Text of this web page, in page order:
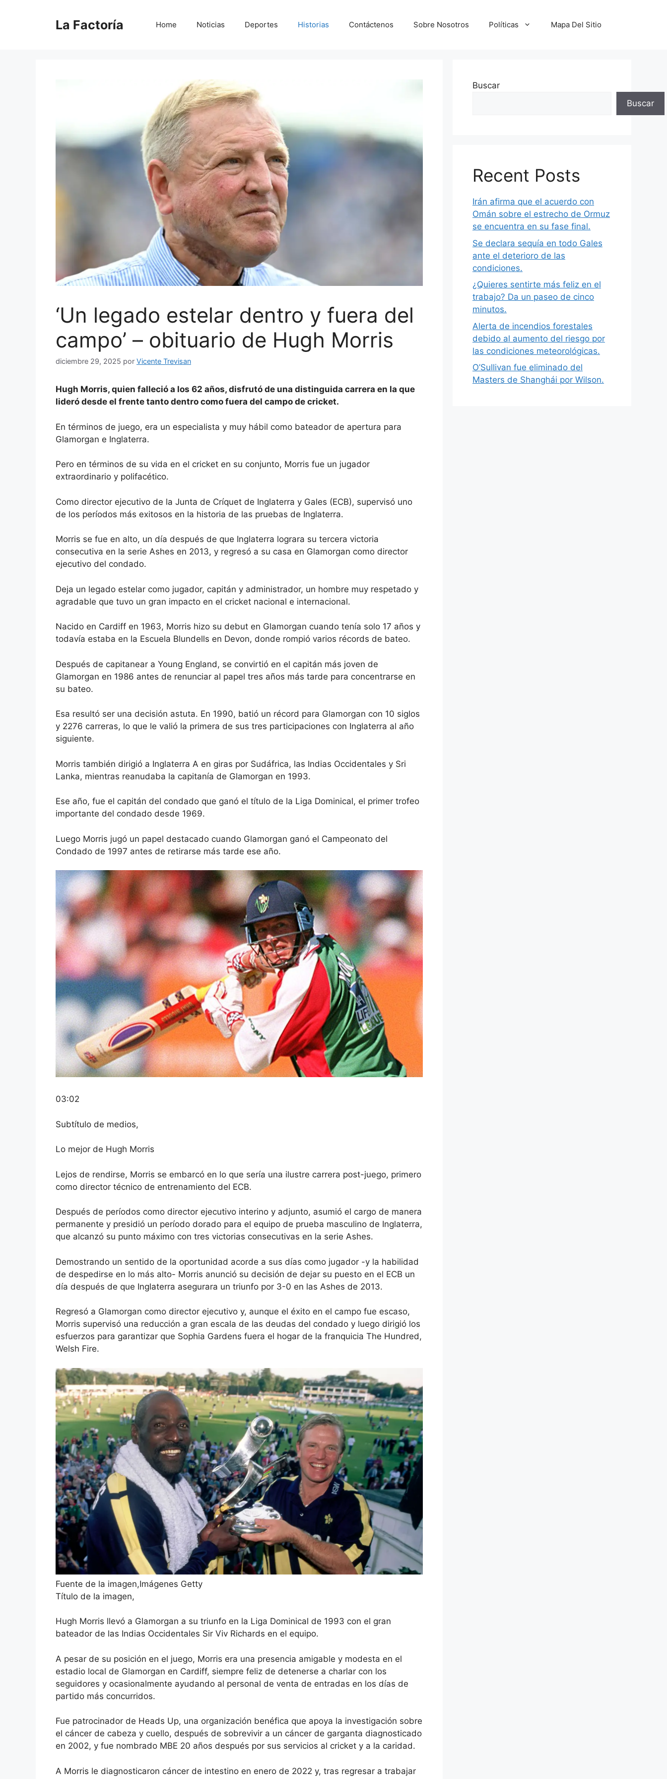
La Factoría Home Noticias Deportes Historias Contáctenos Sobre Nosotros Políticas Mapa Del Sitio
‘Un legado estelar dentro y fuera del
campo’ – obituario de Hugh Morris
diciembre 29, 2025 por Vicente Trevisan
Hugh Morris, quien falleció a los 62 años, disfrutó de una distinguida carrera en la que
lideró desde el frente tanto dentro como fuera del campo de cricket.
En términos de juego, era un especialista y muy hábil como bateador de apertura para
Glamorgan e Inglaterra.
Pero en términos de su vida en el cricket en su conjunto, Morris fue un jugador
extraordinario y polifacético.
Como director ejecutivo de la Junta de Críquet de Inglaterra y Gales (ECB), supervisó uno
de los períodos más exitosos en la historia de las pruebas de Inglaterra.
Morris se fue en alto, un día después de que Inglaterra lograra su tercera victoria
consecutiva en la serie Ashes en 2013, y regresó a su casa en Glamorgan como director
ejecutivo del condado.
Deja un legado estelar como jugador, capitán y administrador, un hombre muy respetado y
agradable que tuvo un gran impacto en el cricket nacional e internacional.
Nacido en Cardiff en 1963, Morris hizo su debut en Glamorgan cuando tenía solo 17 años y
todavía estaba en la Escuela Blundells en Devon, donde rompió varios récords de bateo.
Después de capitanear a Young England, se convirtió en el capitán más joven de
Glamorgan en 1986 antes de renunciar al papel tres años más tarde para concentrarse en
su bateo.
Esa resultó ser una decisión astuta. En 1990, batió un récord para Glamorgan con 10 siglos
y 2276 carreras, lo que le valió la primera de sus tres participaciones con Inglaterra al año
siguiente.
Morris también dirigió a Inglaterra A en giras por Sudáfrica, las Indias Occidentales y Sri
Lanka, mientras reanudaba la capitanía de Glamorgan en 1993.
Ese año, fue el capitán del condado que ganó el título de la Liga Dominical, el primer trofeo
importante del condado desde 1969.
Luego Morris jugó un papel destacado cuando Glamorgan ganó el Campeonato del
Condado de 1997 antes de retirarse más tarde ese año.
03:02
Subtítulo de medios,
Lo mejor de Hugh Morris
Lejos de rendirse, Morris se embarcó en lo que sería una ilustre carrera post-juego, primero
como director técnico de entrenamiento del ECB.
Después de períodos como director ejecutivo interino y adjunto, asumió el cargo de manera
permanente y presidió un período dorado para el equipo de prueba masculino de Inglaterra,
que alcanzó su punto máximo con tres victorias consecutivas en la serie Ashes.
Demostrando un sentido de la oportunidad acorde a sus días como jugador -y la habilidad
de despedirse en lo más alto- Morris anunció su decisión de dejar su puesto en el ECB un
día después de que Inglaterra asegurara un triunfo por 3-0 en las Ashes de 2013.
Regresó a Glamorgan como director ejecutivo y, aunque el éxito en el campo fue escaso,
Morris supervisó una reducción a gran escala de las deudas del condado y luego dirigió los
esfuerzos para garantizar que Sophia Gardens fuera el hogar de la franquicia The Hundred,
Welsh Fire.
Fuente de la imagen,Imágenes Getty
Título de la imagen,
Hugh Morris llevó a Glamorgan a su triunfo en la Liga Dominical de 1993 con el gran
bateador de las Indias Occidentales Sir Viv Richards en el equipo.
A pesar de su posición en el juego, Morris era una presencia amigable y modesta en el
estadio local de Glamorgan en Cardiff, siempre feliz de detenerse a charlar con los
seguidores y ocasionalmente ayudando al personal de venta de entradas en los días de
partido más concurridos.
Fue patrocinador de Heads Up, una organización benéfica que apoya la investigación sobre
el cáncer de cabeza y cuello, después de sobrevivir a un cáncer de garganta diagnosticado
en 2002, y fue nombrado MBE 20 años después por sus servicios al cricket y a la caridad.
A Morris le diagnosticaron cáncer de intestino en enero de 2022 y, tras regresar a trabajar
Buscar
Buscar
Recent Posts
Irán afirma que el acuerdo con
Omán sobre el estrecho de Ormuz
se encuentra en su fase final.
Se declara sequía en todo Gales
ante el deterioro de las
condiciones.
¿Quieres sentirte más feliz en el
trabajo? Da un paseo de cinco
minutos.
Alerta de incendios forestales
debido al aumento del riesgo por
las condiciones meteorológicas.
O’Sullivan fue eliminado del
Masters de Shanghái por Wilson.